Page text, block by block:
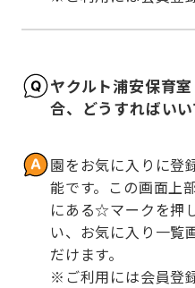
ヤクルト浦安保育
合、どうすればい
園をお気に入りに登
能です。この画面上
にある☆マークを押
い、お気に入り一覧
だけます。
※ご利用には会員登